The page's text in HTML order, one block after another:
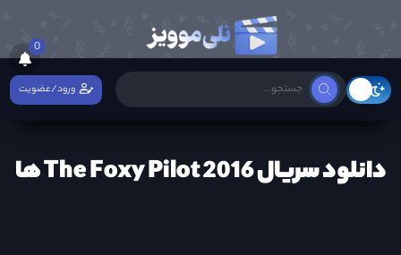
0
ورود/عضویت
دانلود سریال The Foxy Pilot 2016 ها